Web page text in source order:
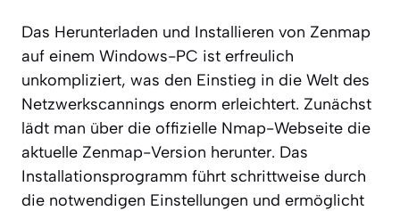
Das Herunterladen und Installieren von Zenmap
auf einem Windows-PC ist erfreulich
unkompliziert, was den Einstieg in die Welt des
Netzwerkscannings enorm erleichtert. Zunächst
lädt man über die offizielle Nmap-Webseite die
aktuelle Zenmap-Version herunter. Das
Installationsprogramm führt schrittweise durch
die notwendigen Einstellungen und ermöglicht